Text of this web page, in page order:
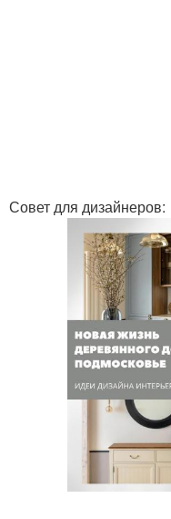
Совет для дизайнеров: